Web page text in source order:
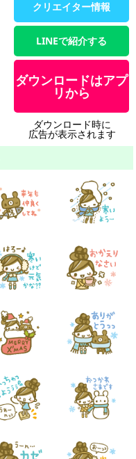
クリエイター情報
LINEで紹介する
ダウンロードはアプ
リから
ダウンロード時に
広告が表示されます